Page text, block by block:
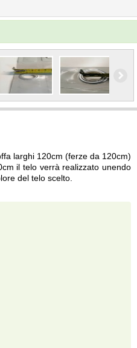
larghi 120cm (ferze da 120cm)
il telo verrà realizzato unendo
del telo scelto.